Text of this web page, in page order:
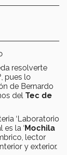
resolverte
pues lo
de Bernardo
del Tec de
‘Laboratorio
la ‘Mochila
lector
y exterior.